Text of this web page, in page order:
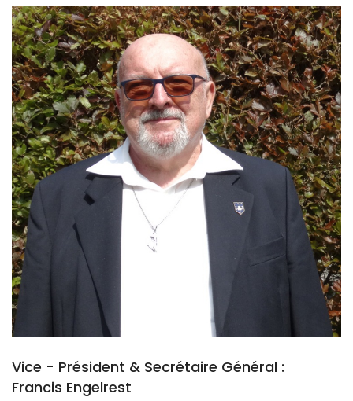
Vice - Président & Secrétaire Général :
Francis Engelrest